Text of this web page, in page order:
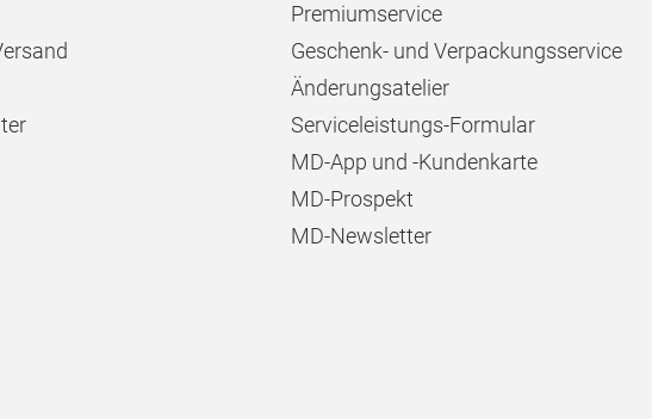
Premiumservice
Geschenk- und Verpackungsservice
Änderungsatelier
Serviceleistungs-Formular
MD-App und -Kundenkarte
MD-Prospekt
MD-Newsletter